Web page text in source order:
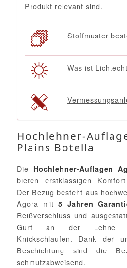
Produkt relevant sind.
Stoffmuster
Was ist
Hochlehner-
Plains Botella
Die Hochlehner-Auflagen
bieten erstklassigen
Der Bezug besteht aus
Agora mit 5 Jahren
Reißverschluss und
Gurt an der Lehne
Knickschlaufen. Dank der
Beschichtung sind die
schmutzabweisend.